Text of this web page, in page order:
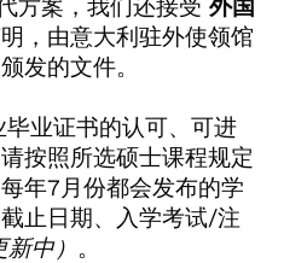
方案，我们还接受 外国
，由意大利驻外使领馆
发的文件。
业证书的认可、可进
按照所选硕士课程规定
年7月份都会发布的学
止日期、入学考试/注
中） 。